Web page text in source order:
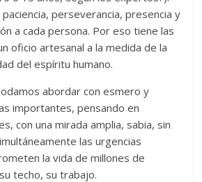
perseverancia, presencia y
a cada persona. Por eso tiene las
oficio artesanal a la medida de la
del espíritu humano.
abordar con esmero y
importantes, pensando en
con una mirada amplia, sabia, sin
las urgencias
la vida de millones de
techo, su trabajo.